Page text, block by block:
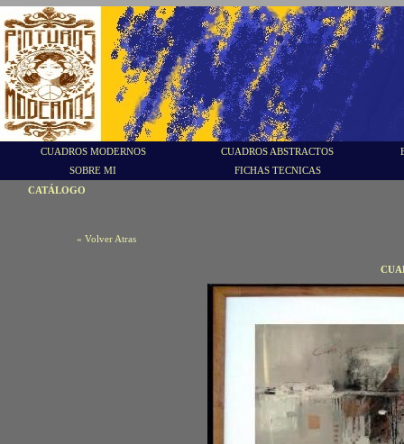
CUADROS MODERNOS CUADROS ABSTRACTOS
SOBRE MI
FICHAS TECNICAS
CATÁLOGO
« Volver Atras